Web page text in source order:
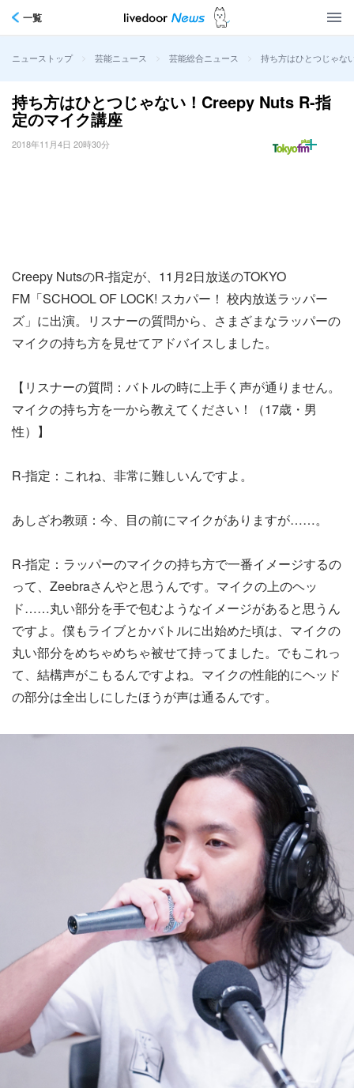
一覧
ニューストップ > 芸能ニュース > 芸能総合ニュース > 持ち方はひとつじゃな
持ち方はひとつじゃない！Creepy Nuts R-指
定のマイク講座
2018年11月4日 20時30分
Creepy NutsのR-指定が、11月2日放送のTOKYO
FM「SCHOOL OF LOCK! スカパー！ 校内放送ラッパー
ズ」に出演。リスナーの質問から、さまざまなラッパーの
マイクの持ち方を見せてアドバイスしました。
【リスナーの質問：バトルの時に上手く声が通りません。
マイクの持ち方を一から教えてください！（17歳・男
性）】
R-指定：これね、非常に難しいんですよ。
あしざわ教頭：今、目の前にマイクがありますが……。
R-指定：ラッパーのマイクの持ち方で一番イメージするの
って、Zeebraさんやと思うんです。マイクの上のヘッ
ド……丸い部分を手で包むようなイメージがあると思うん
ですよ。僕もライブとかバトルに出始めた頃は、マイクの
丸い部分をめちゃめちゃ被せて持ってました。でもこれっ
て、結構声がこもるんですよね。マイクの性能的にヘッド
の部分は全出しにしたほうが声は通るんです。